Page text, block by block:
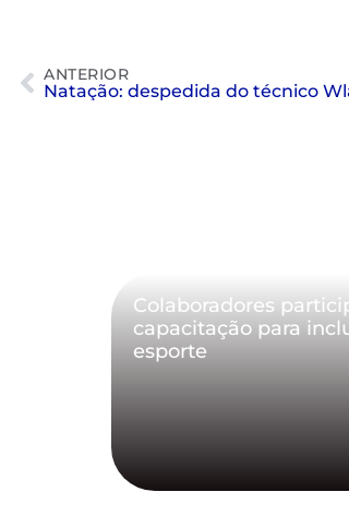
ANTERIOR
Natação: despedida do técnico
Colaboradores
capacitação para
esporte